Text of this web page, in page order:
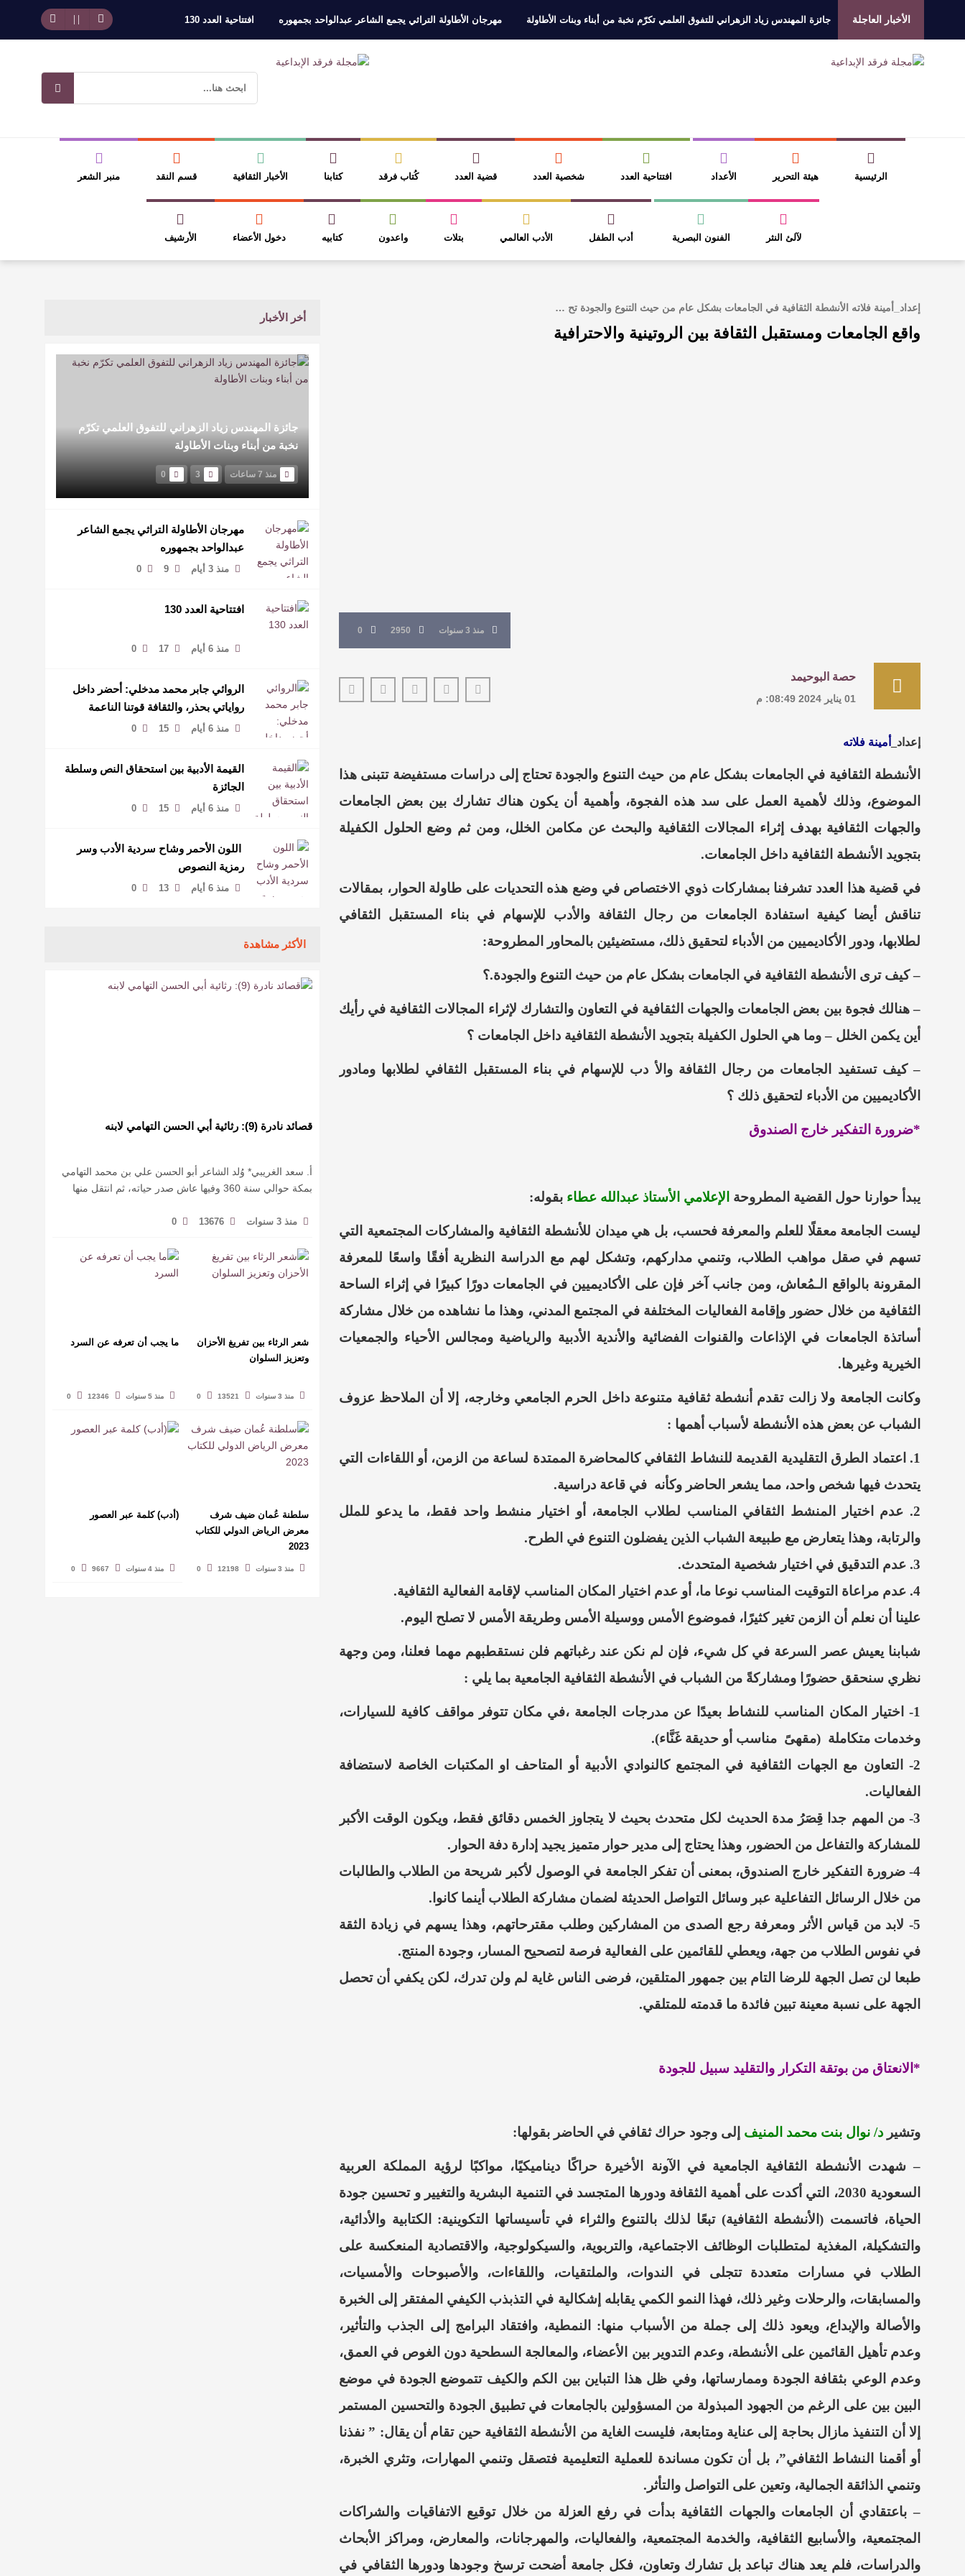
الأخبار العاجلة جائزة المهندس زياد الزهراني للتفوق العلمي تكرّم نخبة من أبناء وبنات الأطاولة مهرجان الأطاولة التراثي يجمع الشاعر عبدالواحد بجمهوره افتتاحية العدد 130
القيمة الأدبية بين استحقاق النص وسلطة الجائزة
عتبات التأويل وقراءة التشكيل الصوفي والفلسفي في “مملكة الله” للدكتور محمد بدوي
الرئيسية هيئة التحرير الأعداد افتتاحية العدد شخصية العدد قضية العدد كُتاب فرقد كتابنا الأخبار الثقافية قسم النقد منبر الشعر
لآلئ النثر الفنون البصرية أدب الطفل الأدب العالمي بتلات واعدون كتابيه دخول الأعضاء الأرشيف
أخر الأخبار
جائزة المهندس زياد الزهراني للتفوق العلمي تكرّم
نخبة من أبناء وبنات الأطاولة
منذ 7 ساعات 3
0
مهرجان الأطاولة التراثي يجمع الشاعر
عبدالواحد بجمهوره
منذ 3 أيام 9
0
افتتاحية العدد 130
منذ 6 أيام 17
0
الروائي جابر محمد مدخلي: أحضر داخل
رواياتي بحذر، والثقافة قوتنا الناعمة
لمخاطبة العالم.
منذ 6 أيام 15
0
القيمة الأدبية بين استحقاق النص وسلطة
الجائزة
منذ 6 أيام 15
0
​ اللون الأحمر وشاح سردية الأدب وسر
رمزية النصوص
منذ 6 أيام 13
0
الأكثر مشاهدة
قصائد نادرة (9): رثائية أبي الحسن التهامي لابنه
أ. سعد الغريبي* وُلد الشاعر أبو الحسن علي بن محمد التهامي
بمكة حوالي سنة 360 وفيها عاش صدر حياته، ثم انتقل منها
منذ 3 سنوات 13676
0
شعر الرثاء بين تفريغ الأحزان
وتعزيز السلوان
منذ 3 سنوات 13521
0
ما يجب أن تعرفه عن السرد
منذ 5 سنوات 12346
0
سلطنة عُمان ضيف شرف
معرض الرياض الدولي للكتاب
2023
منذ 3 سنوات 12198
0
(أدب) كلمة عبر العصور
منذ 4 سنوات 9667
0
إعداد_أمينة فلاته الأنشطة الثقافية في الجامعات بشكل عام من حيث التنوع والجودة تح …
واقع الجامعات ومستقبل الثقافة بين الروتينية والاحترافية
منذ 3 سنوات 2950
0
حصة البوحيمد
01 يناير 2024 08:49: م
إعداد_ أمينة فلاته
الأنشطة الثقافية في الجامعات بشكل عام من حيث التنوع والجودة تحتاج إلى دراسات مستفيضة تتبنى هذا
الموضوع، وذلك لأهمية العمل على سد هذه الفجوة، وأهمية أن يكون هناك تشارك بين بعض الجامعات
والجهات الثقافية بهدف إثراء المجالات الثقافية والبحث عن مكامن الخلل،ومن ثم وضع
الحلول الكفيلة
بتجويد الأنشطة الثقافية داخل الجامعات.
في قضية هذا العدد تشرفنا بمشاركات ذوي الاختصاص في وضع هذه التحديات على طاولة الحوار، بمقالات
تناقش أيضاكيفية ا ستفادة الجامعات من رجال الثقافةوالأدب للإسهام في بناء المستقبل الثقافي
لطلابها، ودور الأكاديميين من الأدباء لتحقيق ذلك، مستضيئين بالمحاور المطروحة:
– كيف ترى الأنشطة الثقافية في الجامعات بشكل عام من حيث التنوع والجودة.؟
– هنالك فجوة بين بعض الجامعات والجهات الثقافية في التعاون والتشارك لإثراء المجالات الثقافية في رأيك
أين يكمن الخلل – وما هي الحلول الكفيلة بتجويد الأنشطة الثقافية داخل الجامعات ؟
– كيف تستفيد الجامعات من رجال الثقافة والأ دب للإسهام في بناء المستقبل الثقافي لطلابها ومادور
الأكاديميين من الأدباء لتحقيق ذلك ؟
*ضرورة التفكير خارج الصندوق
يبدأ حوارنا حول القضية المطروحة الإعلامي الأستاذ عبدالله عطاء بقوله:
ليست الجامعة معقلًا للعلم والمعرفةفحسب، بل هي ميدان للأنشطة الثقافية والمشاركات المجتمعية التي
تسهم في صقل مواهب الطلاب، وتنمي مداركهم، وتشكل لهم مع الدراسة النظرية أفقًا واسعًا للمعرفة
المقرونة بالواقع الـمُعاش،ومن جانب آخر فإن على الأكاديميين في الجامعات دورًا كبيرًا في إثراء الساحة
الثقافية من خلال حضور وإقامة الفعاليات المختلفة في المجتمع المدني، وهذا ما نشاهده من خلال مشاركة
أساتذة الجامعات في الإذاعات والقنوات الفضائية والأندية الأدبية والرياضية ومجالس الأحياء والجمعيات
الخيرية وغيرها.
وكانت الجامعة ولا زالت تقدم أنشطة ثقافية متنوعة داخل الحرم الجامعيوخارجه،
إلا أن الملاحظ عزوف
الشباب عن بعض هذه الأنشطة لأسباب أهمها :
1. اعتماد الطرق التقليدية القديمة للنشاط الثقافي كالمحاضرة الممتدة لساعة من الزمن، أو اللقاءات التي
يتحدث فيها شخص واحد، مما يشعر الحاضر وكأنه في قاعة دراسية.
2.
عدم اختيار المنشط الثقافي المناسب لطلاب الجامعة، أو اختيار منشط واحد فقط، ما يدعو للملل
والرتابة، وهذا يتعارض مع طبيعة الشباب الذين يفضلون التنوع في الطرح.
3. عدم التدقيق في اختيار شخصية المتحدث.
4. عدم مراعاة التوقيت المناسب نوعا ما، أو عدم اختيار المكان المناسب لإقامة الفعالية الثقافية.
علينا أن نعلم أن الزمن تغيركثيرًا، فموضوع الأمس ووسيلة الأمس وطريقة الأمس لا تصلح اليوم.
شبابنا يعيش عصر السرعة في كل شيء،فإن لم نكن عند رغباتهم فلننستقطبهممهما فعلنا، ومن وجهة
نظري سنحقق حضورًا ومشاركةً من الشباب في الأنشطة الثقافية الجامعية بما يلي :
1- اختيار المكان المناسب للنشاط بعيدًا عن مدرجات الجامعة ،في مكان تتوفر مواقف كافية للسيارات،
وخدمات متكاملة (مقهىً مناسب أو حديقة غَنَّاء).
2-
التعاون مع الجهات الثقافية في المجتمع كالنوادي الأدبية أو المتاحف او المكتبات الخاصة لاستضافة
الفعاليات.
3- من المهم جدا قِصَرُ مدة الحديث لكل متحدث بحيث لا يتجاوز الخمس دقائقفقط، ويكون الوقت الأكبر
للمشاركة والتفاعل من الحضور، وهذا يحتاج إلى مدير حوار متميز يجيد إدارة دفة الحوار.
4- ضرورة التفكير خارج الصندوق، بمعنى أن تفكر الجامعة في الوصول لأكبر شريحة من الطلاب والطالبات
من خلال الرسائل التفاعلية عبر وسائل التواصل الحديثة لضمان مشاركة الطلاب أينما كانوا.
5-
لابد من قياس الأثر ومعرفة رجع الصدى من المشاركين وطلبمقترحاتهم، وهذا يسهم في زيادة الثقة
في نفوس الطلاب من جهة، ويعطي للقائمين على الفعالية فرصة لتصحيح المسار، وجودة المنتج.
طبعا لن تصل الجهة للرضا التام بين جمهور
المتلقين، فرضى الناس غاية لم ولن تدرك، لكن يكفي أن تحصل
الجهة على نسبة معينة تبين فائدة ما قدمته للمتلقي.
*الانعتاق من بوتقة التكرار والتقليد سبيل للجودة
وتشير د/ نوال بنت محمد المنيف إلى وجود حراك ثقافي في الحاضر بقولها:
– شهدت الأنشطة الثقافية الجامعية في الآونة الأخيرة حراكًا ديناميكيًا، مواكبًا لرؤية المملكة العربية
السعودية 2030، التي أكدت على أهمية
الثقافة ودورها المتجسد في التنمية البشرية والتغيير و تحسين جودة
الحياة، فاتسمت (الأنشطة الثقافية) تبعًا لذلك بالتنوع والثراء في تأسيساتها التكوينية: الكتابية والأدائية،
والتشكيلة، المغذية لمتطلبات الوظائف الاجتماعية، والتربوية، والسيكولوجية، والاقتصادية المنعكسة على
الطلاب في مسارات متعددة تتجلى في الندوات، والملتقيات، واللقاءات،والأصبوحات والأمسيات،
والمسابقات، والرحلات وغير ذلك، فهذا النمو الكمي يقابله إشكالية في التذبذب الكيفي المفتقر إلى الخبرة
والأصالة والإبداع، ويعود ذلك إلى جملة من الأسباب منها: النمطية، وافتقاد البرامج إلى الجذب والتأثير،
وعدم تأهيل القائمين على الأنشطة، وعدم التدوير بين الأعضاء، والمعالجة السطحية دون الغوص في العمق،
وعدم الوعي بثقافة الجودة وممارساتها، وفي ظل هذا التباين بين الكم والكيفتتموضع الجودة في موضع
البين بين على الرغم من الجهود المبذولة من المسؤولين بالجامعات في تطبيق الجودة والتحسين المستمر
إلا أن التنفيذ مازال بحاجة إلى عناية ومتابعة، فليست الغاية من الأنشطة الثقافية حين تقام أن يقال: ” نفذنا
أو أقمنا النشاط الثقافي”، بل أن تكون مساندة للعملية التعليمية فتصقل وتنمي المهارات، وتثري الخبرة،
وتنمي الذائقة الجمالية، وتعين على التواصل والتأثر.
– باعتقادي أن الجامعات والجهات الثقافية بدأت في رفع العزلة من خلال توقيع الاتفاقيات والشراكات
المجتمعية، والأسابيع الثقافية، والخدمة المجتمعية، والفعاليات، والمهرجانات، والمعارض، ومراكز الأبحاث
والدراسات، فلم يعد هناك تباعد بل تشارك وتعاون، فكل جامعة أضحت ترسخ وجودها ودورها الثقافي في